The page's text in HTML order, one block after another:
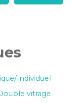
Individuel
vitrage